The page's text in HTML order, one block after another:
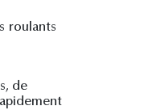
roulants
de